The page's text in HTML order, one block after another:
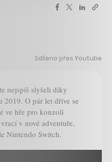
Sdíleno přes Youtube
nejspíš slyšeli díky
O pár let dříve se
ve hře pro konzoli
v nové adventuře,
Nintendo Switch.